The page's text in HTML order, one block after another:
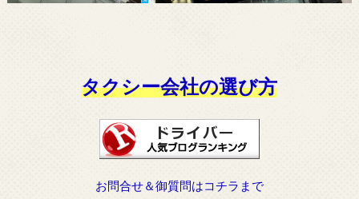
タクシー会社の選び方
お問合せ＆御質問はコチラまで